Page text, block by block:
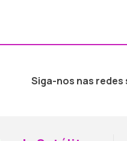
Siga-nos nas redes